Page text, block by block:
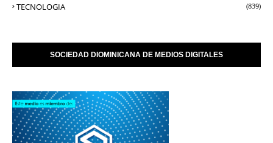
TECNOLOGIA (839)
SOCIEDAD DIOMINICANA DE MEDIOS DIGITALES